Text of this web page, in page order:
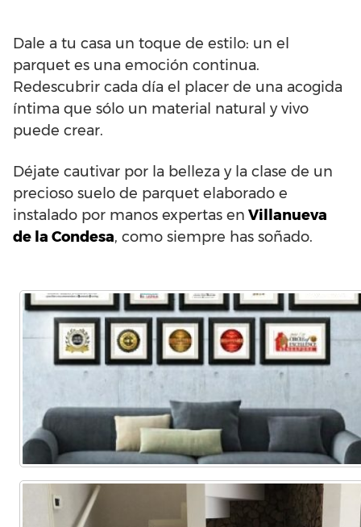
Dale a tu casa un toque de estilo: un el
parquet es una emoción continua.
Redescubrir cada día el placer de una acogida
íntima que sólo un material natural y vivo
puede crear.
Déjate cautivar por la belleza y la clase de un
precioso suelo de parquet elaborado e
instalado por manos expertas en Villanueva
de la Condesa, como siempre has soñado.